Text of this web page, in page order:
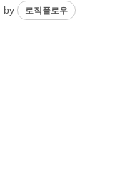
by 로직플로우